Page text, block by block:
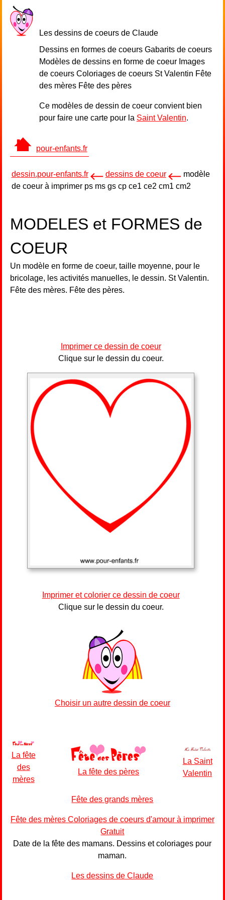
Les dessins de coeurs de Claude
Dessins en formes de coeurs Gabarits de coeurs
Modèles de dessins en forme de coeur Images
de coeurs Coloriages de coeurs St Valentin Fête
des mères Fête des pères
Ce modèles de dessin de coeur convient bien
pour faire une carte pour la Saint Valentin.
pour-enfants.fr
dessin.pour-enfants.fr dessins de coeur
modèle
de coeur à imprimer ps ms gs cp ce1 ce2 cm1 cm2
MODELES et FORMES de
COEUR
Un modèle en forme de coeur, taille moyenne, pour le
bricolage, les activités manuelles, le dessin. St Valentin.
Fête des mères. Fête des pères.
Imprimer ce dessin de coeur
Clique sur le dessin du coeur.
Imprimer et colorier ce dessin de coeur
Clique sur le dessin du coeur.
Choisir un autre dessin de coeur
La fête
des
mères
La fête des pères
La Saint
Valentin
Fête des grands mères
Fête des mères Coloriages de coeurs d'amour à imprimer
Gratuit
Date de la fête des mamans. Dessins et coloriages pour
maman.
Les dessins de Claude